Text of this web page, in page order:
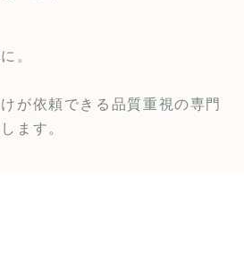
。
が依頼できる品質重視の専門
ます。